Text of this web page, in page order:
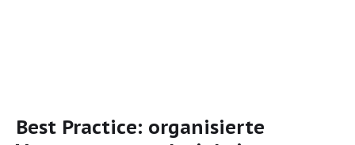
Best Practice: organisierte